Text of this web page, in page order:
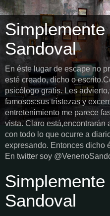
Sandoval
En éste lugar de escape no
esté creado, dicho o
psicólogo gratis. Les
famosos:sus tristezas y
entretenimiento me parece
vista. Claro está,encontrarán
con todo lo que ocurre a
expresando. Entonces dicho
En twitter soy
Sandoval